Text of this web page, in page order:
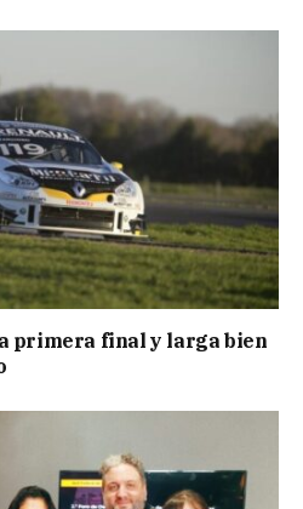
primera final y larga bien